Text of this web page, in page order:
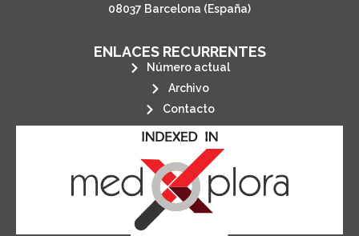
08037 Barcelona (España)
ENLACES RECURRENTES
Número actual
Archivo
Contacto